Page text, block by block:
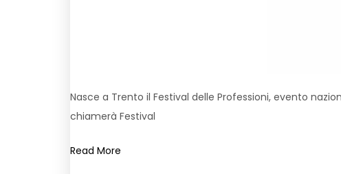
Nasce a Trento il Festival delle Professioni, evento
chiamerà Festival
Read More